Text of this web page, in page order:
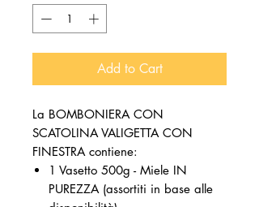
Add to Cart
La BOMBONIERA CON
SCATOLINA VALIGETTA CON
FINESTRA contiene:
1 Vasetto 500g - Miele IN
PUREZZA (assortiti in base alle